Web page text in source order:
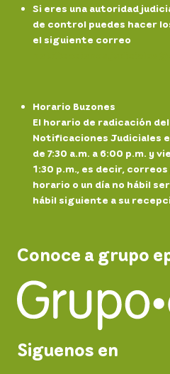
Si eres una autoridad
de control puedes hacer
el siguiente correo
Horario Buzones
El horario de radicación
Notificaciones Judiciales
de 7:30 a.m. a 6:00 p.m. y
1:30 p.m., es decir,
horario o un día no hábil
hábil siguiente a su
Conoce a grupo
Siguenos en